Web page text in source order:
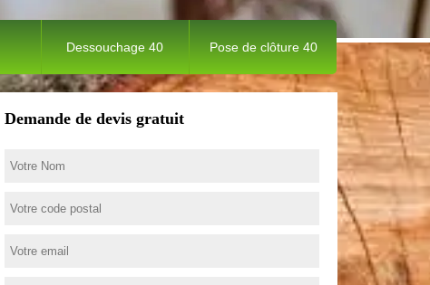
Dessouchage 40 Pose de clôture 40
Demande de devis gratuit